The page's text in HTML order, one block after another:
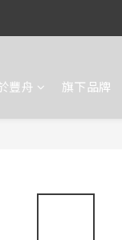
豐舟 旗下品牌